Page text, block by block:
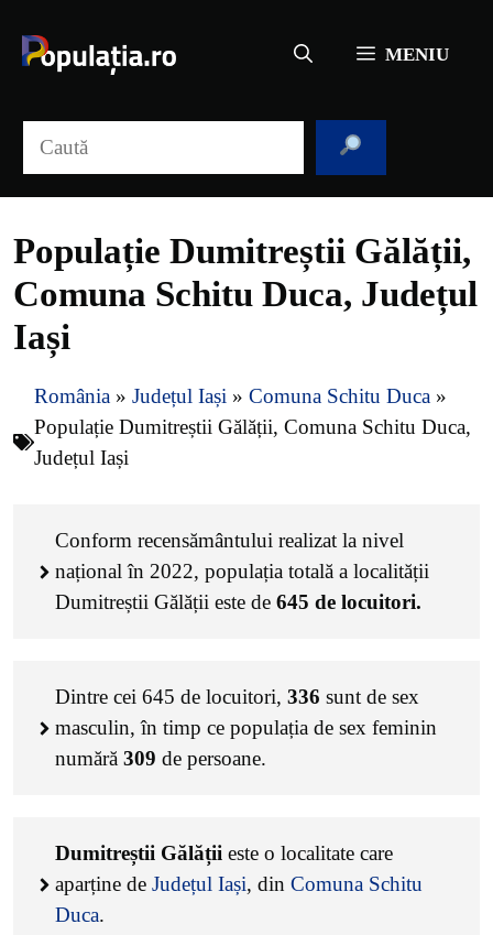
conținut
MENIU
Populație Dumitreștii Gălății,
Comuna Schitu Duca, Județul
Iași
România » Județul Iași » Comuna Schitu Duca »
Populație Dumitreștii Gălății, Comuna Schitu Duca,
Județul Iași
Conform recensământului realizat la nivel
național în 2022, populația totală a localității
Dumitreștii Gălății este de 645 de locuitori.
Dintre cei 645 de locuitori, 336 sunt de sex
masculin, în timp ce populația de sex feminin
numără 309 de persoane.
Dumitreștii Gălății este o localitate care
aparține de Județul Iași, din Comuna Schitu
Duca.